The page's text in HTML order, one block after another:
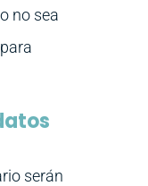
no sea
serán